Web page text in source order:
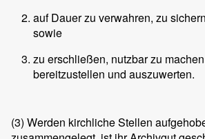
auf Dauer zu verwahren, zu
sowie
zu erschließen, nutzbar zu
bereitzustellen und auszuwerten.
(3) Werden kirchliche Stellen